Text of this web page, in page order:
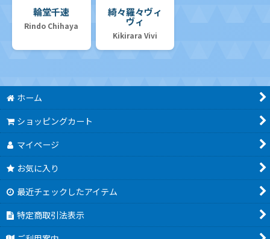
輪堂千速
Rindo Chihaya
綺々羅々ヴィ
ヴィ
Kikirara Vivi
ホーム
ショッピングカート
マイページ
お気に入り
最近チェックしたアイテム
特定商取引法表示